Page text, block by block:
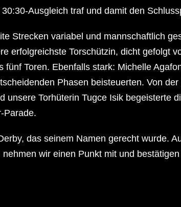
Ausgleich traf und damit den
Strecken variabel und mannschaftlich
erfolgreichste Torschützin, dicht gefolgt
Toren. Ebenfalls stark: Michelle
Phasen beisteuerten. Von
unsere Torhüterin Tugce Isik begeisterte
Parade.
das seinem Namen gerecht wurde.
wir einen Punkt mit und